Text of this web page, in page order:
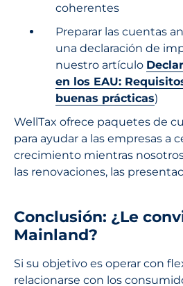
coherentes
Preparar las cuentas
una declaración de
nuestro artículo
en los EAU:
buenas prácticas)
WellTax ofrece paquetes de
para ayudar a las empresas a
crecimiento mientras
las renovaciones, las
Conclusión: ¿Le
Mainland?
Si su objetivo es operar con
relacionarse con los